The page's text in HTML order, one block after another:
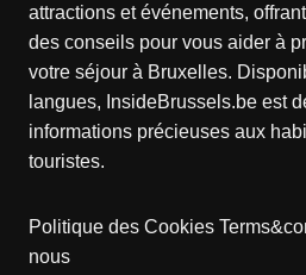
attractions et événements,
des conseils pour vous aider à
votre séjour à Bruxelles.
langues, InsideBrussels.be est
informations précieuses aux
touristes.
Politique des Cookies
nous